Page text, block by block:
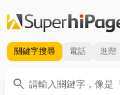
關鍵字搜尋 電話 進階
search
關鍵字